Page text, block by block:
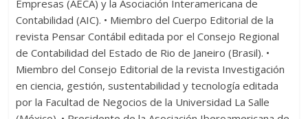
Empresas (AECA) y la Asociación Interamericana de
Contabilidad (AIC). • Miembro del Cuerpo Editorial de la
revista Pensar Contábil editada por el Consejo Regional
de Contabilidad del Estado de Rio de Janeiro (Brasil). •
Miembro del Consejo Editorial de la revista Investigación
en ciencia, gestión, sustentabilidad y tecnología editada
por la Facultad de Negocios de la Universidad La Salle